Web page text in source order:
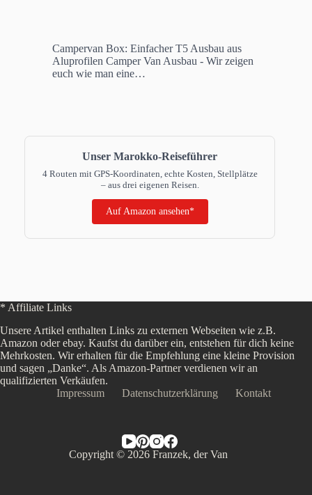
Campervan Box: Einfacher T5 Ausbau aus
Aluprofilen Camper Van Ausbau - Wir zeigen
euch wie man eine…
Unser Marokko-Reiseführer
4 Routen mit GPS-Koordinaten, echte Kosten, Stellplätze
– aus drei eigenen Reisen.
Auf Amazon ansehen*
* Affiliate Links
Unsere Artikel enthalten Links zu externen Webseiten wie z.B.
Amazon oder ebay. Kaufst du darüber ein, entstehen für dich keine
Mehrkosten. Wir erhalten für die Empfehlung eine kleine Provision
und sagen „Danke“. Als Amazon-Partner verdienen wir an
qualifizierten Verkäufen.
Impressum
Datenschutzerklärung Kontakt
Copyright © 2026 Franzek, der Van